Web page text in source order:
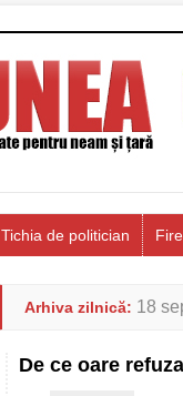
Tichia de politician
Arhiva zilnică: 18
De ce oare